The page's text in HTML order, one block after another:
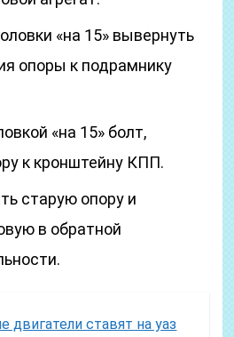
«на 15» вывернуть
опоры к подрамнику
«на 15» болт,
к кронштейну КПП.
старую опору и
в обратной
двигатели ставят на уаз